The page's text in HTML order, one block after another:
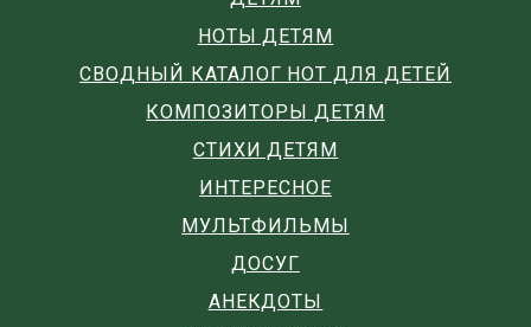
НОТЫ ДЕТЯМ
СВОДНЫЙ КАТАЛОГ НОТ ДЛЯ ДЕТЕЙ
КОМПОЗИТОРЫ ДЕТЯМ
СТИХИ ДЕТЯМ
ИНТЕРЕСНОЕ
МУЛЬТФИЛЬМЫ
ДОСУГ
АНЕКДОТЫ